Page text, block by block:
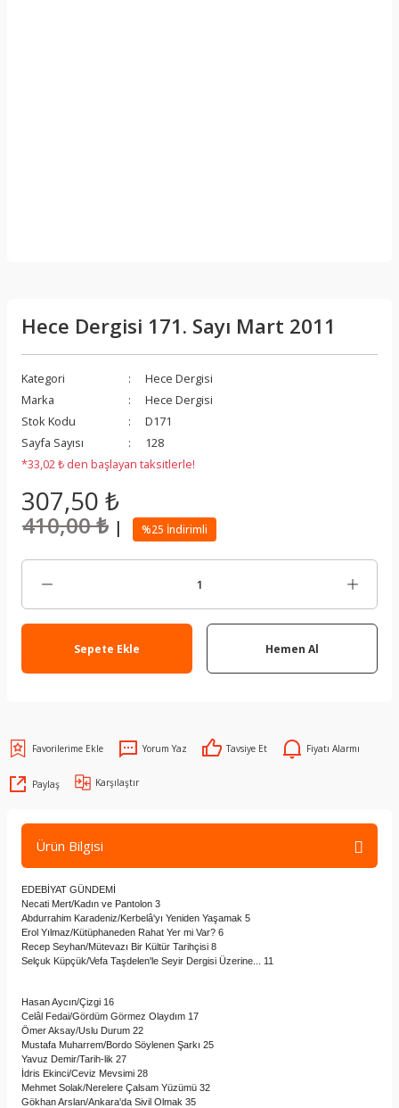
Hece Dergisi 171. Sayı Mart 2011
Kategori
Hece Dergisi
Marka
Hece Dergisi
Stok Kodu
D171
Sayfa Sayısı
128
*33,02 ₺ den başlayan taksitlerle!
307,50 ₺
410,00 ₺ | %25 İndirimli
Sepete Ekle Hemen Al
Yorum Yaz Tavsiye Et Fiyatı Alarmı
Paylaş Karşılaştır
Ürün Bilgisi
EDEBİYAT GÜNDEMİ
Necati Mert/Kadın ve Pantolon 3
Abdurrahim Karadeniz/Kerbelâ'yı Yeniden Yaşamak 5
Erol Yılmaz/Kütüphaneden Rahat Yer mi Var? 6
Recep Seyhan/Mütevazı Bir Kültür Tarihçisi 8
Selçuk Küpçük/Vefa Taşdelen'le Seyir Dergisi Üzerine... 11
Hasan Aycın/Çizgi 16
Celâl Fedai/Gördüm Görmez Olaydım 17
Ömer Aksay/Uslu Durum 22
Mustafa Muharrem/Bordo Söylenen Şarkı 25
Yavuz Demir/Tarih-lik 27
İdris Ekinci/Ceviz Mevsimi 28
Mehmet Solak/Nerelere Çalsam Yüzümü 32
Gökhan Arslan/Ankara'da Sivil Olmak 35